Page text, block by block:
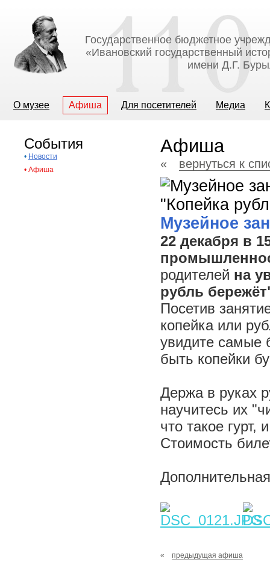
Государственное бюджетное
«Ивановский государственный
имени Д.Г.
О музее Афиша Для посетителей Медиа
События
• Новости
• Афиша
Афиша
« вернуться к
Музейное
22 декабря в
родителей на
рубль
Посетив
копейка или
увидите самые
быть копейки
Держа в руках
научитесь их
что такое гурт,
Стоимость
« предыдущая афиша